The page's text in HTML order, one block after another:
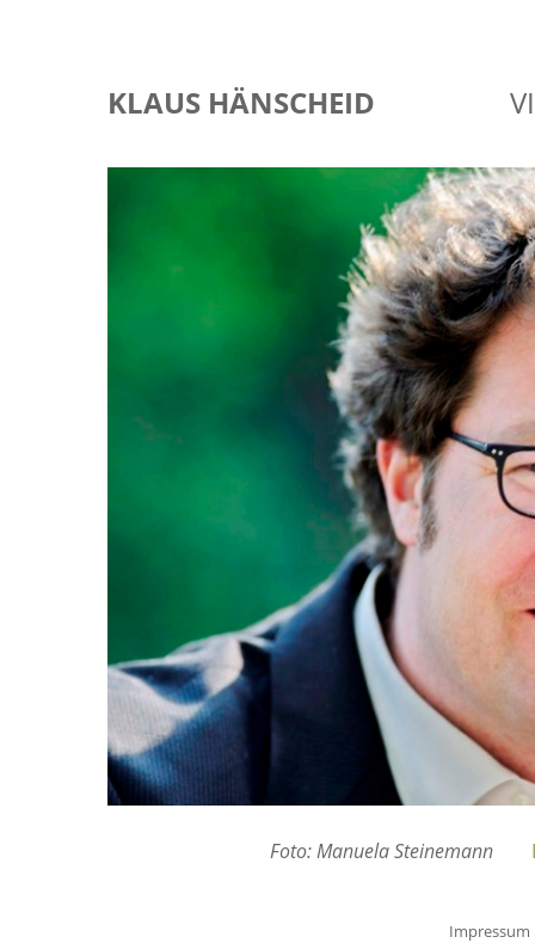
KLAUS HÄNSCHEID
Foto: Manuela Steinemann
Impressum